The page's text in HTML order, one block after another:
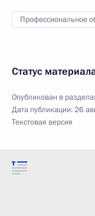
Профессиональное
Статус
Опубликован в
Дата публикации:26
Текстовая версия